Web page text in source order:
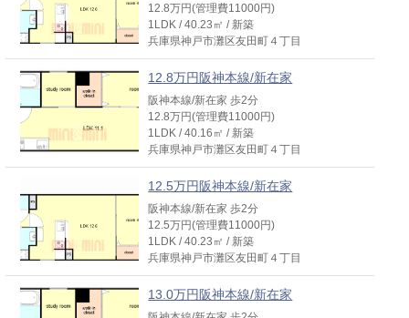
12.8万円(管理費11000円)
1LDK / 40.23㎡ / 新築
兵庫県神戸市灘区友田町４丁目
12.8万円阪神本線/新在家
阪神本線/新在家 歩2分
12.8万円(管理費11000円)
1LDK / 40.16㎡ / 新築
兵庫県神戸市灘区友田町４丁目
12.5万円阪神本線/新在家
阪神本線/新在家 歩2分
12.5万円(管理費11000円)
1LDK / 40.23㎡ / 新築
兵庫県神戸市灘区友田町４丁目
13.0万円阪神本線/新在家